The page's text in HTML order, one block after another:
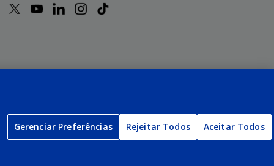
Gerenciar Preferências Rejeitar Todos Aceitar Todos